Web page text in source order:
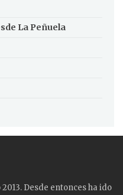
La Peñuela
Desde entonces ha ido